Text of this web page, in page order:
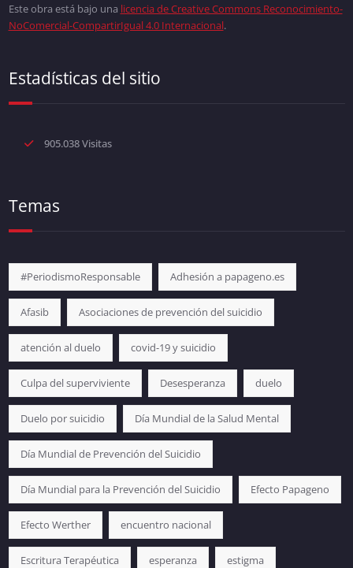
Este obra está bajo una licencia de Creative Commons Reconocimiento-
NoComercial-CompartirIgual 4.0 Internacional.
Estadísticas del sitio
905.038 Visitas
Temas
#PeriodismoResponsable Adhesión a papageno.es
Afasib Asociaciones de prevención del suicidio
atención al duelo covid-19 y suicidio
Culpa del superviviente Desesperanza duelo
Duelo por suicidio Día Mundial de la Salud Mental
Día Mundial de Prevención del Suicidio
Día Mundial para la Prevención del Suicidio Efecto Papageno
Efecto Werther encuentro nacional
Escritura Terapéutica esperanza estigma